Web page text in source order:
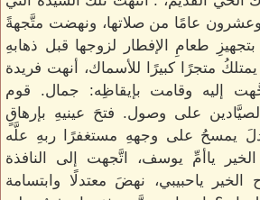
عامًا من صلاتها، ونهضت متَّجهةً
بتجهيزِ طعامِ الإفطار لزوجها قبل ذهابهِ
متجرًا كبيرًا للأسماك، أنهت فريدة
إليه وقامت بإيقاظِه: جمال. قوم
على وصول. فتحَ عينيهِ بإرهاقٍ
يمسحُ على وجههِ مستغفرًا ربهِ علَّه
ياأمِّ يوسف، اتَّجهت إلى النافذة
الخير ياحبيبي، نهضَ معتدلًا وابتسامة